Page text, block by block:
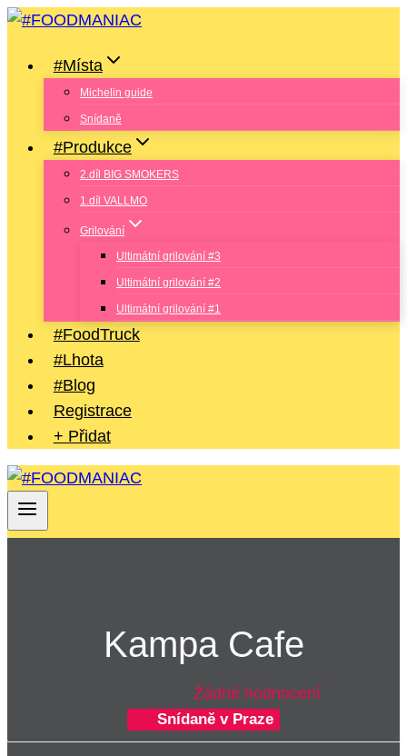
Přeskočit
obsah
#Místa
Michelin guide
Snídaně
#Produkce
2.díl BIG SMOKERS
1.díl VALLMO
Grilování
Ultimátní grilování #3
Ultimátní grilování #2
Ultimátní grilování #1
#FoodTruck
#Lhota
#Blog
Registrace
+ Přidat
Kampa Cafe
Žádné hodnocení
Snídaně v Praze